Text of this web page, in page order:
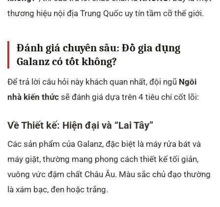
thương hiệu nội địa Trung Quốc uy tín tầm cỡ thế giới.
Đánh giá chuyên sâu: Đồ gia dụng
Galanz có tốt không?
Để trả lời câu hỏi này khách quan nhất, đội ngũ Ngôi
nhà kiến thức sẽ đánh giá dựa trên 4 tiêu chí cốt lõi:
Về Thiết kế: Hiện đại và “Lai Tây”
Các sản phẩm của Galanz, đặc biệt là máy rửa bát và
máy giặt, thường mang phong cách thiết kế tối giản,
vuông vức đậm chất Châu Âu. Màu sắc chủ đạo thường
là xám bạc, đen hoặc trắng.